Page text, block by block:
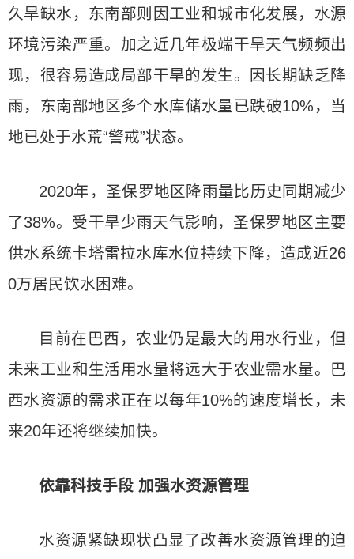
久旱缺水，东南部则因工业和城市化发展，水源
环境污染严重。加之近几年极端干旱天气频频出
现，很容易造成局部干旱的发生。因长期缺乏降
雨，东南部地区多个水库储水量已跌破10%，当
地已处于水荒“警戒”状态。
2020年，圣保罗地区降雨量比历史同期减少
了38%。受干旱少雨天气影响，圣保罗地区主要
供水系统卡塔雷拉水库水位持续下降，造成近26
0万居民饮水困难。
目前在巴西，农业仍是最大的用水行业，但
未来工业和生活用水量将远大于农业需水量。巴
西水资源的需求正在以每年10%的速度增长，未
来20年还将继续加快。
依靠科技手段 加强水资源管理
水资源紧缺现状凸显了改善水资源管理的迫